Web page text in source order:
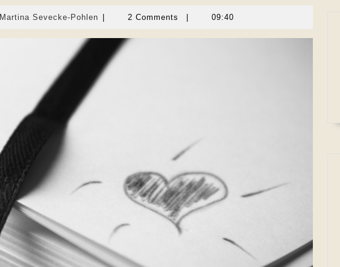
Martina Sevecke-PohlenMartina
Pohlen
2 Comments 09:40